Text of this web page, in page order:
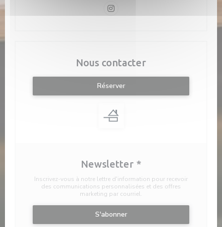
Instagram ((ouvre une nouvelle
Nous contacter
Réserver
Newsletter *
Inscrivez-vous à notre lettre d'information pour recevoir
des communications personnalisées et des offres
marketing par courriel.
S'abonner